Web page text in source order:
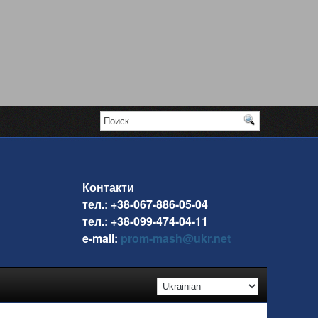
Контакти
тел.: +38-067-886-05-04
тел.: +38-099-474-04-11
e-mail: prom-mash@ukr.net